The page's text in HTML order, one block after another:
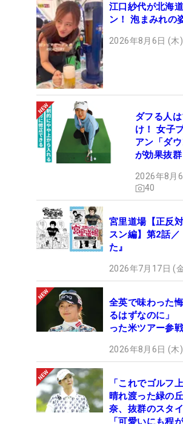
江口紗代が北海
ン！ 泡まみれの
2026年8月6日 (木
ダフる人
け！ 女子
アン「ダウ
が効果抜群
2026年8月
40
宮里道場【正反
スン編】第2話
た』
2026年7月17日 (
全英で味わった
るはずなのに」
った米ツアー参
2026年8月6日 (木
「これでゴルフ
晴れ渡った緑の
奈、抜群のスタ
「可愛いにも程